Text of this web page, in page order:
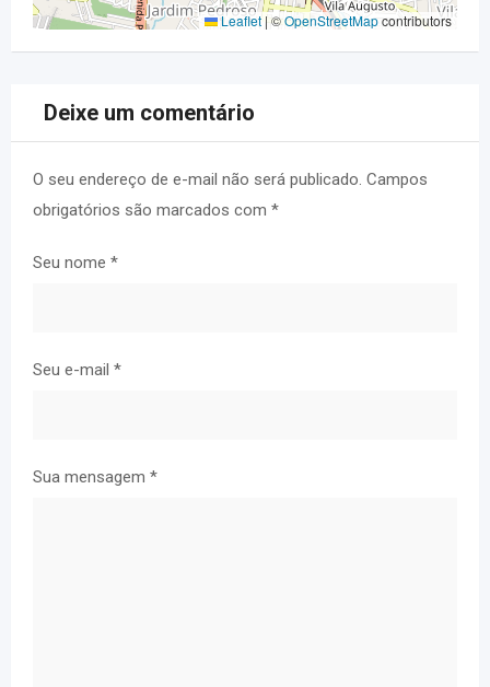
Leaflet |©OpenStreetMapcontributors
Deixe um comentário
O seu endereço de e-mail não será publicado. Campos
obrigatórios são marcados com *
Seu nome *
Seu e-mail *
Sua mensagem *